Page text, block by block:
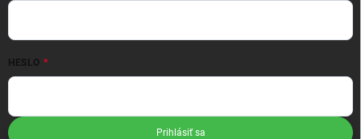
HESLO
Prihlásiť sa